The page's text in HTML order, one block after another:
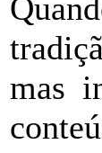
mas